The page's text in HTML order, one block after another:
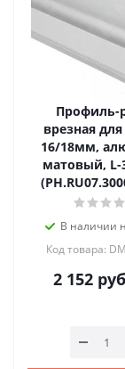
Профиль-
врезная
16/18мм,
матовый,
В наличии
Код товара:
2 152